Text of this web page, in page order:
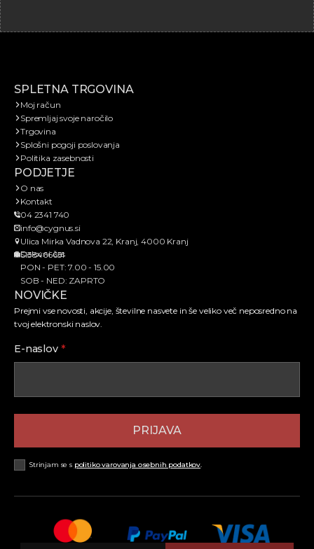
SPLETNA TRGOVINA
Moj račun
Spremljaj svoje naročilo
Trgovina
Splošni pogoji poslovanja
Politika zasebnosti
PODJETJE
O nas
Kontakt
04 2341 740
info@cygnus.si
Ulica Mirka Vadnova 22, Kranj, 4000 Kranj
SI38466651
Delovni čas
PON - PET: 7.00 - 15.00
SOB - NED: ZAPRTO
NOVIČKE
Prejmi vse novosti, akcije, številne nasvete in še veliko več neposredno na
tvoj elektronski naslov.
E-naslov *
Strinjam se s politiko varovanja osebnih podatkov.
PRIJAVA